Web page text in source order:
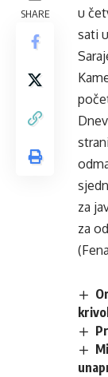
SHARE
u
sati
za
za